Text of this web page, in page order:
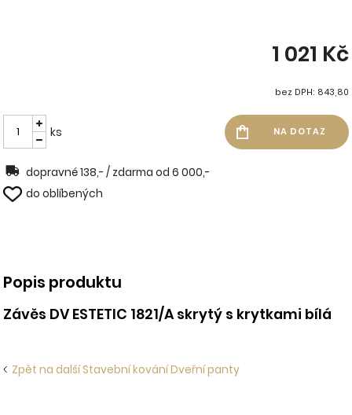
1 021 Kč
bez DPH: 843,80
ks
dopravné 138,- / zdarma od 6 000,-
do oblíbených
Popis produktu
Závěs DV ESTETIC 1821/A skrytý s krytkami bílá
Zpět na další Stavební kování Dveřní panty